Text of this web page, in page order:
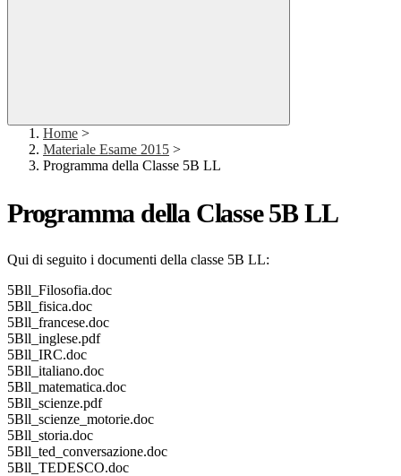
Home >
Materiale Esame 2015 >
Programma della Classe 5B LL
Programma della Classe 5B LL
Qui di seguito i documenti della classe 5B LL:
5Bll_Filosofia.doc
5Bll_fisica.doc
5Bll_francese.doc
5Bll_inglese.pdf
5Bll_IRC.doc
5Bll_italiano.doc
5Bll_matematica.doc
5Bll_scienze.pdf
5Bll_scienze_motorie.doc
5Bll_storia.doc
5Bll_ted_conversazione.doc
5Bll_TEDESCO.doc